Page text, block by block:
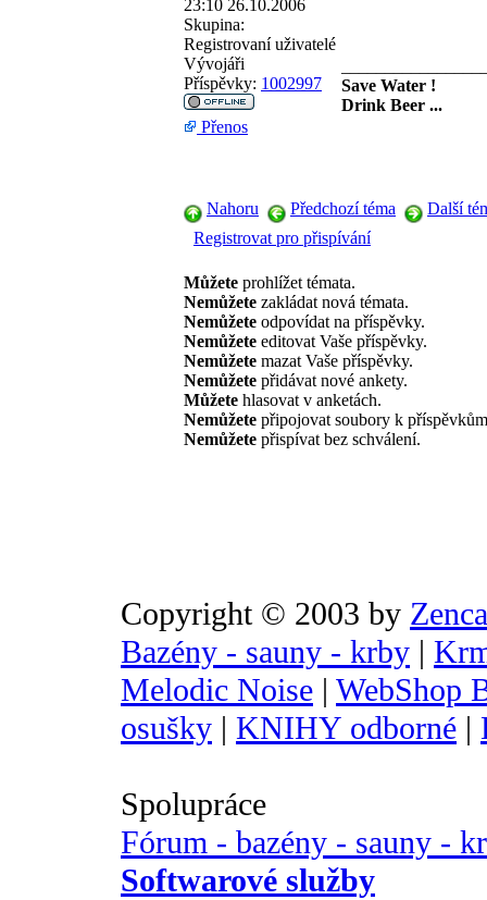
23:10 26.10.2006
Skupina:
Registrovaní uživatelé
Vývojáři
Příspěvky: 1002997
Save Water !
Drink Beer ...
Přenos
Nahoru Předchozí téma
Další
Registrovat pro přispívání
Můžete prohlížet témata.
Nemůžete zakládat nová témata.
Nemůžete odpovídat na příspěvky.
Nemůžete editovat Vaše příspěvky.
Nemůžete mazat Vaše příspěvky.
Nemůžete přidávat nové ankety.
Můžete hlasovat v anketách.
Nemůžete připojovat soubory k
Nemůžete přispívat bez schválení.
Copyright © 2003 by
Bazény - sauny - krby |
Melodic Noise | WebShop
osušky | KNIHY odborné |
Spolupráce
Fórum - bazény - sauny -
Softwarové služby